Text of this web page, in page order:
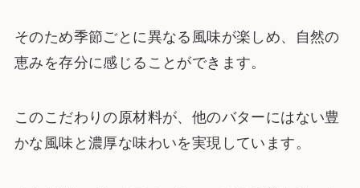
そのため季節ごとに異なる風味が楽しめ、自然の
恵みを存分に感じることができます。
このこだわりの原材料が、他のバターにはない豊
かな風味と濃厚な味わいを実現しています。